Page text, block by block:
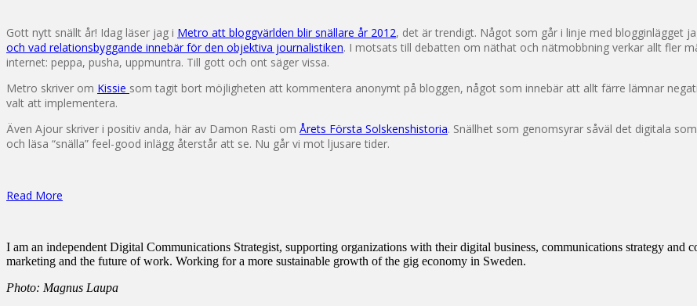
Gott nytt snällt år! Idag läser jag i Metro att bloggvärlden blir snällare år 2012, det är trendigt. Något som går i linje med blogginlägget
och vad relationsbyggande innebär för den objektiva journalistiken. I motsats till debatten om näthat och nätmobbning verkar allt fler
internet: peppa, pusha, uppmuntra. Till gott och ont säger vissa.
Metro skriver om Kissie som tagit bort möjligheten att kommentera anonymt på bloggen, något som innebär att allt färre lämnar
valt att implementera.
Även Ajour skriver i positiv anda, här av Damon Rasti om Årets Första Solskenshistoria. Snällhet som genomsyrar såväl det digitala
och läsa “snälla” feel-good inlägg återstår att se. Nu går vi mot ljusare tider.
Read More
I am an independent Digital Communications Strategist, supporting organizations with their digital business, communications strategy
marketing and the future of work. Working for a more sustainable growth of the gig economy in Sweden.
Photo: Magnus Laupa